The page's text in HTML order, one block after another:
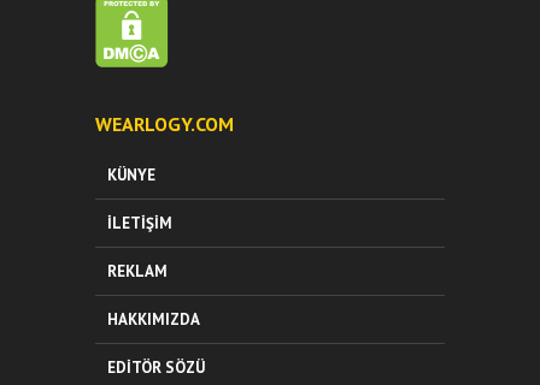
WEARLOGY.COM
KÜNYE
İLETIŞIM
REKLAM
HAKKIMIZDA
EDITÖR SÖZÜ